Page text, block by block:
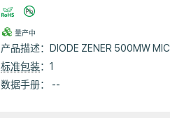
量产中
产品描述：
DIODE ZENER 500MW
标准包装：1
数据手册： --